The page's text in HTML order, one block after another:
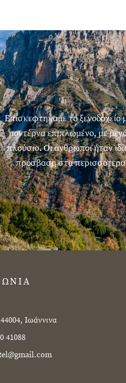
Επισκεφτηκαμε το
μοντέρνα επιπλωμένο, με
πλούσιο. Οι άνθρωποι ήταν
πρόσβαση στα περισσότερα
Ιωάννινα
41088